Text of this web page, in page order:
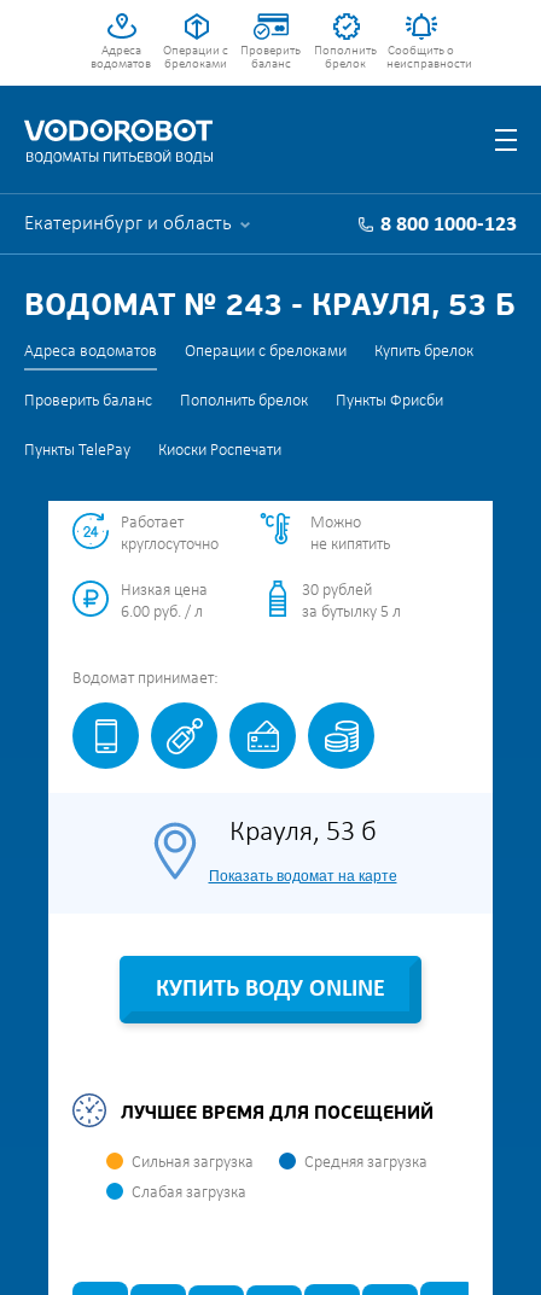
Адреса
водоматов
Операции с
брелоками
Проверить
баланс
Пополнить
брелок
Сообщить о
неисправности
Екатеринбург и область 8 800 1000-123
ВОДОМАТ № 243 - КРАУЛЯ, 53 Б
Адреса водоматов Операции с брелоками Купить брелок
Проверить баланс Пополнить брелок Пункты Фрисби
Пункты TelePay Киоски Роспечати
Работает
круглосуточно
Можно
не кипятить
Низкая цена
6.00 руб. / л
30 рублей
за бутылку 5 л
Водомат принимает:
Крауля, 53 б
Показать водомат на карте
КУПИТЬ ВОДУ ONLINE
ЛУЧШЕЕ ВРЕМЯ ДЛЯ ПОСЕЩЕНИЙ
Сильная загрузка
Средняя загрузка
Слабая загрузка